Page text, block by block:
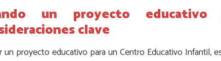
un proyecto educativo
clave
un proyecto educativo para un Centro Educativo Infantil,